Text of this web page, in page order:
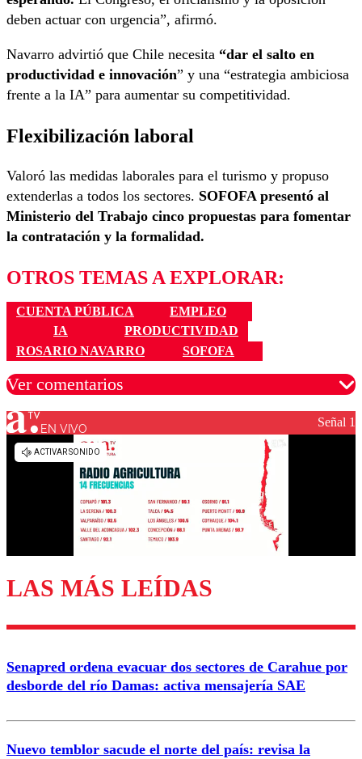
deben actuar con urgencia”, afirmó.
Navarro advirtió que Chile necesita “dar el salto en
productividad e innovación” y una “estrategia ambiciosa
frente a la IA” para aumentar su competitividad.
Flexibilización laboral
Valoró las medidas laborales para el turismo y propuso
extenderlas a todos los sectores. SOFOFA presentó al
Ministerio del Trabajo cinco propuestas para fomentar
la contratación y la formalidad.
OTROS TEMAS A EXPLORAR:
CUENTA PÚBLICA
EMPLEO
IA
PRODUCTIVIDAD
ROSARIO NAVARRO
SOFOFA
Ver comentarios
Los comentarios son moderados para garantizar un
Enviar comentario
EN VIVO Señal 1
LAS MÁS LEÍDAS
Senapred ordena evacuar dos sectores de Carahue por
desborde del río Damas: activa mensajería SAE
Nuevo temblor sacude el norte del país: revisa la